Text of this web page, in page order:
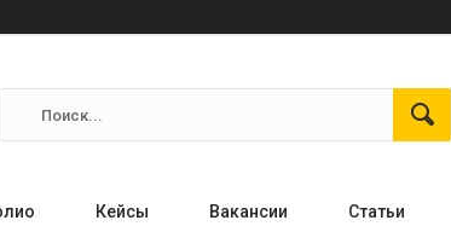
Кейсы Вакансии Статьи